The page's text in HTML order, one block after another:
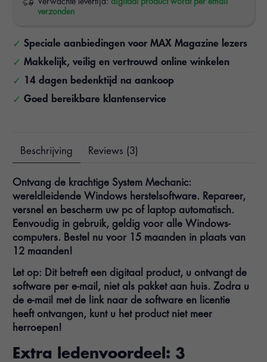
verzonden
Speciale aanbiedingen voor MAX Magazine lezers
Makkelijk, veilig en vertrouwd online winkelen
14 dagen bedenktijd na aankoop
Goed bereikbare klantenservice
Beschrijving Reviews (3)
Ontvang de krachtige System Mechanic:
wereldleidende Windows herstelsoftware. Repareer,
versnel en bescherm uw pc of laptop automatisch.
Eenvoudig in gebruik, geldig voor alle Windows-
computers. Bestel nu voor 15 maanden in plaats van
12 maanden!
Let op: Dit betreft een digitaal product, u ontvangt de
software per e-mail, niet als pakket aan huis. Zodra u
de e-mail met de link naar de software en licentie
heeft ontvangen, kunt u het product niet meer
herroepen!
Extra ledenvoordeel: 3